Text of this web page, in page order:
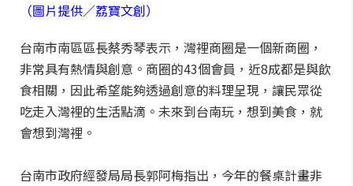
（圖片提供／荔寶文創）
台南市南區區長蔡秀琴表示，灣裡商圈是一個新商圈，
非常具有熱情與創意。商圈的43個會員，近8成都是與飲
食相關，因此希望能夠透過創意的料理呈現，讓民眾從
吃走入灣裡的生活點滴。未來到台南玩，想到美食，就
會想到灣裡。
台南市政府經發局局長郭阿梅指出，今年的餐桌計畫非